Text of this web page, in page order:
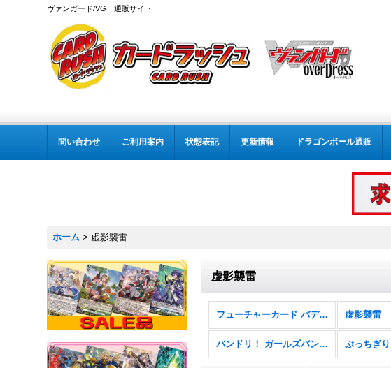
ヴァンガード/VG 通販サイト
問い合わせ ご利用案内 状態表記 更新情報 ドラゴンボール通販
ホーム > 虚影襲雷
虚影襲雷
フューチャーカード バディファイト ディザスターフォース 虚影襲雷
バンドリ！ ガールズバンドパーティ！